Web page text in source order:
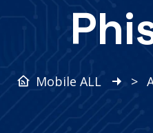
Mobile ALL >